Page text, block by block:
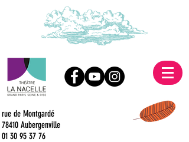
rue de Montgardé
78410 Aubergenville
01 30 95 37 76